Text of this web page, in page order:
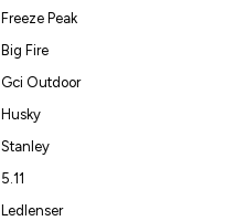
Freeze Peak
Big Fire
Gci Outdoor
Husky
Stanley
5.11
Ledlenser